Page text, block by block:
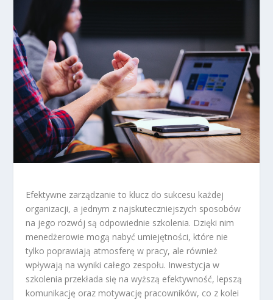
Efektywne zarządzanie to klucz do sukcesu każdej
organizacji, a jednym z najskuteczniejszych sposobów
na jego rozwój są odpowiednie szkolenia. Dzięki nim
menedżerowie mogą nabyć umiejętności, które nie
tylko poprawiają atmosferę w pracy, ale również
wpływają na wyniki całego zespołu. Inwestycja w
szkolenia przekłada się na wyższą efektywność, lepszą
komunikację oraz motywację pracowników, co z kolei